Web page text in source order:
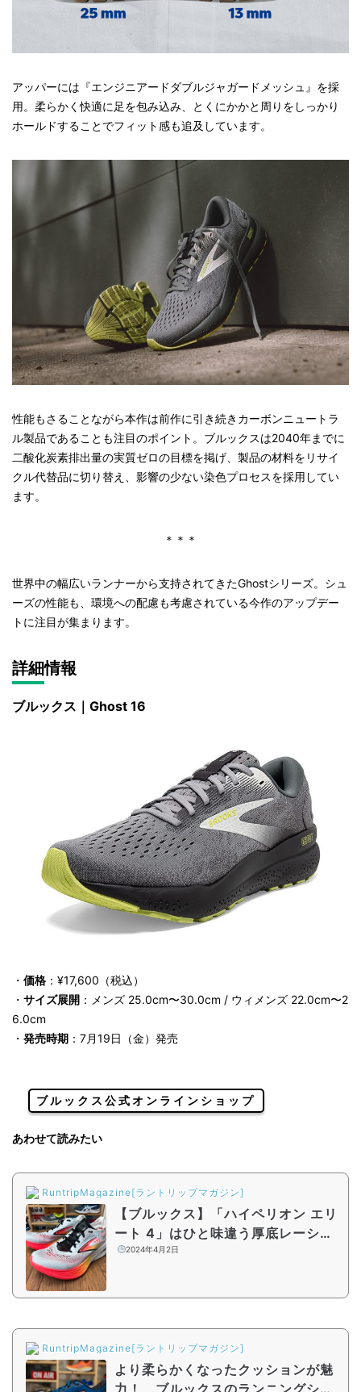
アッパーには『エンジニアードダブルジャガードメッシュ』を採
用。柔らかく快適に足を包み込み、とくにかかと周りをしっかり
ホールドすることでフィット感も追及しています。
性能もさることながら本作は前作に引き続きカーボンニュートラ
ル製品であることも注目のポイント。ブルックスは2040年までに
二酸化炭素排出量の実質ゼロの目標を掲げ、製品の材料をリサイ
クル代替品に切り替え、影響の少ない染色プロセスを採用してい
ます。
＊＊＊
世界中の幅広いランナーから支持されてきたGhostシリーズ。シュ
ーズの性能も、環境への配慮も考慮されている今作のアップデー
トに注目が集まります。
詳細情報
ブルックス｜Ghost 16
・ 価格 ：¥17,600（税込）
・ サイズ展開 ：メンズ 25.0cm〜30.0cm / ウィメンズ 22.0cm〜2
6.0cm
・ 発売時期 ：7月19日（金）発売
ブルックス公式オンラインショップ
あわせて読みたい
RuntripMagazine[ラントリップマガジン]
【ブルックス】「ハイペリオン エリ
ート 4」はひと味違う厚底レーシン
グシューズ！シリーズ最新作をシュ
2024年4月2日
RuntripMagazine[ラントリップマガジン]
より柔らかくなったクッションが魅
力！ ブルックスのランニングシュ